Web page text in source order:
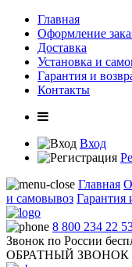
Главная
Оформление
Доставка
Установка и
Гарантия и
Контакты
Вход
Главная
и самовывоз Гарантия
8 800 234 22
Звонок по России
ОБРАТНЫЙ ЗВОНОК